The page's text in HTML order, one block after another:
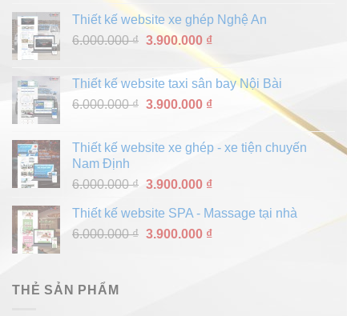
6.000.000 ₫.là:
3.900.000 ₫.
Thiết kế website xe ghép Nghệ An
6.000.000₫ Giá
6.000.000 ₫.
3.900.000 ₫Giá
tại
là:
3.900.000 ₫.
Thiết kế website taxi sân bay Nội Bài
6.000.000₫ Giá
6.000.000 ₫.
3.900.000 ₫Giá
là:
Thiết kế website xe ghép - xe tiện chuyến
Nam Định
6.000.000₫ Giá
là:
6.000.000 ₫.
3.900.000 ₫Giá
tại
là:
Thiết kế website SPA - Massage tại nhà
6.000.000₫ Giá
3.900.000 ₫Giá
THẺ SẢN PHẨM